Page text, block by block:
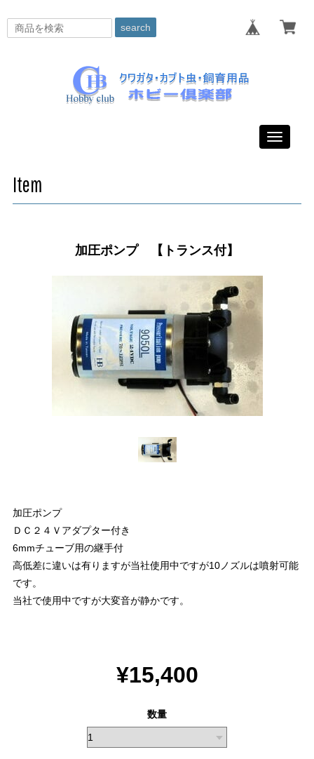
search
Toggle
Item
加圧ポンプ 【トランス付】
加圧ポンプ
ＤＣ２４Ｖアダプター付き
6mmチューブ用の継手付
高低差に違いは有りますが当社使用中ですが10ノズルは噴射可能
です。
当社で使用中ですが大変音が静かです。
¥15,400
数量